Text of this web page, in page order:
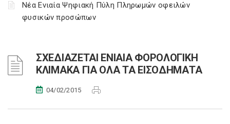
Νέα Ενιαία Ψηφιακή Πύλη Πληρωμών οφειλών
φυσικών προσώπων
ΣΧΕΔΙΑΖΕΤΑΙ ΕΝΙΑΙΑ ΦΟΡΟΛΟΓΙΚΗ
ΚΛΙΜΑΚΑ ΓΙΑ ΟΛΑ ΤΑ ΕΙΣΟΔΗΜΑΤΑ
04/02/2015